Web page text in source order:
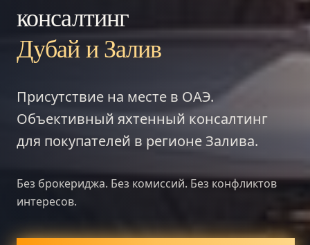
консалтинг
Дубай и Залив
Присутствие на месте в ОАЭ.
Объективный яхтенный консалтинг
для покупателей в регионе Залива.
Без брокериджа. Без комиссий. Без конфликтов
интересов.